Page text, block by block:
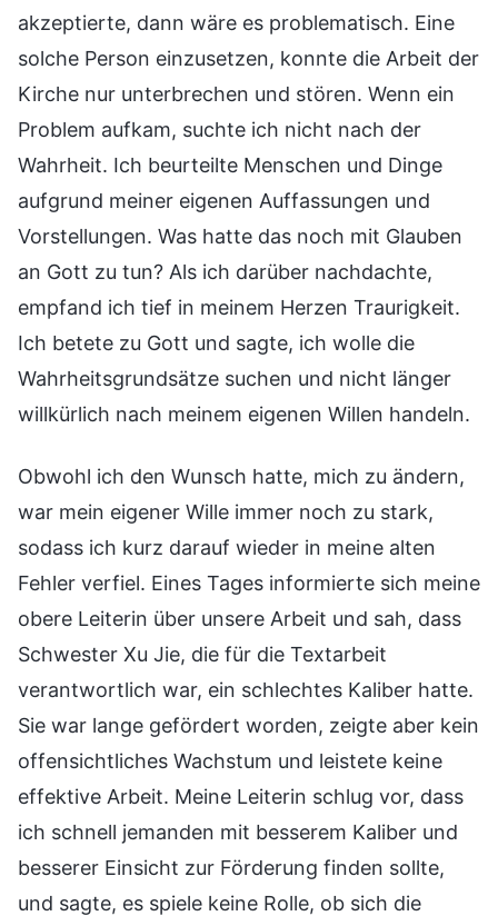
akzeptierte, dann wäre es problematisch. Eine
solche Person einzusetzen, konnte die Arbeit der
Kirche nur unterbrechen und stören. Wenn ein
Problem aufkam, suchte ich nicht nach der
Wahrheit. Ich beurteilte Menschen und Dinge
aufgrund meiner eigenen Auffassungen und
Vorstellungen. Was hatte das noch mit Glauben
an Gott zu tun? Als ich darüber nachdachte,
empfand ich tief in meinem Herzen Traurigkeit.
Ich betete zu Gott und sagte, ich wolle die
Wahrheitsgrundsätze suchen und nicht länger
willkürlich nach meinem eigenen Willen handeln.
Obwohl ich den Wunsch hatte, mich zu ändern,
war mein eigener Wille immer noch zu stark,
sodass ich kurz darauf wieder in meine alten
Fehler verfiel. Eines Tages informierte sich meine
obere Leiterin über unsere Arbeit und sah, dass
Schwester Xu Jie, die für die Textarbeit
verantwortlich war, ein schlechtes Kaliber hatte.
Sie war lange gefördert worden, zeigte aber kein
offensichtliches Wachstum und leistete keine
effektive Arbeit. Meine Leiterin schlug vor, dass
ich schnell jemanden mit besserem Kaliber und
besserer Einsicht zur Förderung finden sollte,
und sagte, es spiele keine Rolle, ob sich die